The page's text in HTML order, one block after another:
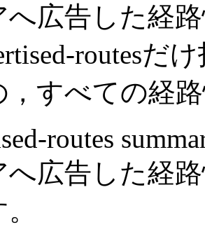
へ広告した経
routesだ
，すべての経
routes
へ広告した経